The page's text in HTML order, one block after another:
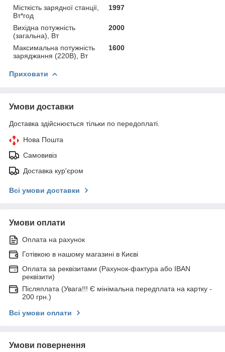
Місткість зарядної станції,
Вт*год
1997
Вихідна потужність
(загальна), Вт
2000
Максимальна потужність
заряджання (220В), Вт
1600
Приховати
Умови доставки
Доставка здійснюється тільки по передоплаті.
Нова Пошта
Самовивіз
Доставка кур'єром
Всі умови доставки
Умови оплати
Оплата на рахунок
Готівкою в нашому магазині в Києві
Оплата за реквізитами (Рахунок-фактура або IBAN
реквізити)
Післяплата (Увага!!! Є мінімальна передплата на картку -
200 грн.)
Всі умови оплати
Умови повернення